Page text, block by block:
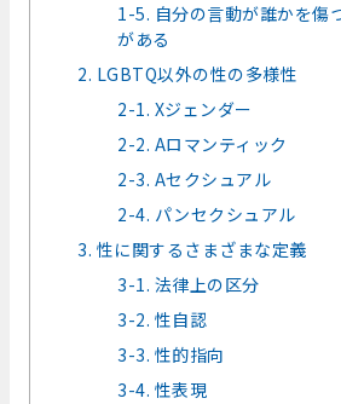
1-5. 自分の言動が誰かを傷
がある
2. LGBTQ以外の性の多様性
2-1. Xジェンダー
2-2. Aロマンティック
2-3. Aセクシュアル
2-4. パンセクシュアル
3. 性に関するさまざまな定義
3-1. 法律上の区分
3-2. 性自認
3-3. 性的指向
3-4. 性表現